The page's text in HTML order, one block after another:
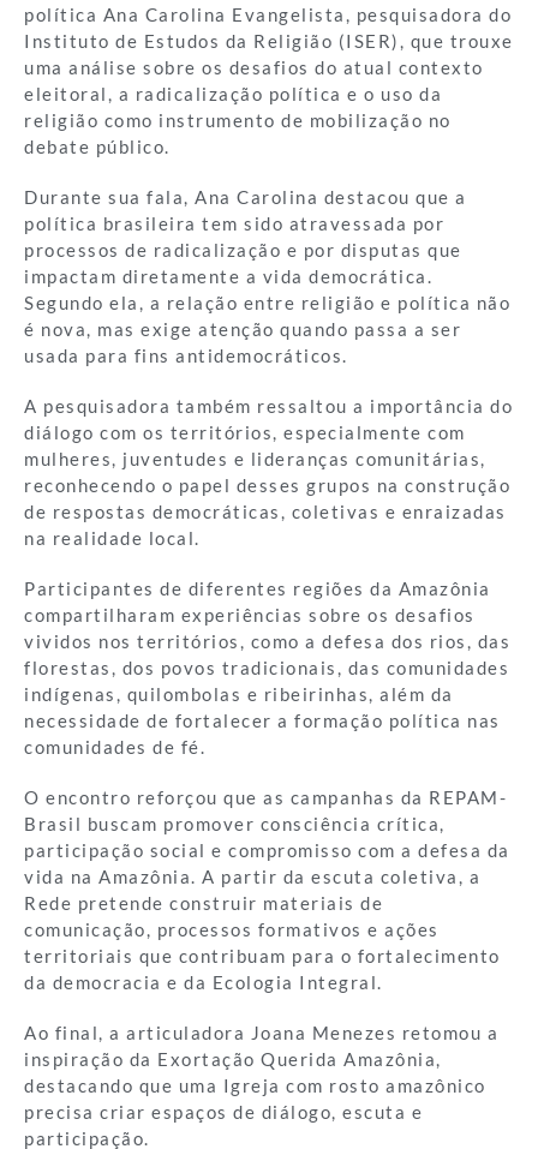
política Ana Carolina Evangelista, pesquisadora do
Instituto de Estudos da Religião (ISER), que trouxe
uma análise sobre os desafios do atual contexto
eleitoral, a radicalização política e o uso da
religião como instrumento de mobilização no
debate público.
Durante sua fala, Ana Carolina destacou que a
política brasileira tem sido atravessada por
processos de radicalização e por disputas que
impactam diretamente a vida democrática.
Segundo ela, a relação entre religião e política não
é nova, mas exige atenção quando passa a ser
usada para fins antidemocráticos.
A pesquisadora também ressaltou a importância do
diálogo com os territórios, especialmente com
mulheres, juventudes e lideranças comunitárias,
reconhecendo o papel desses grupos na construção
de respostas democráticas, coletivas e enraizadas
na realidade local.
Participantes de diferentes regiões da Amazônia
compartilharam experiências sobre os desafios
vividos nos territórios, como a defesa dos rios, das
florestas, dos povos tradicionais, das comunidades
indígenas, quilombolas e ribeirinhas, além da
necessidade de fortalecer a formação política nas
comunidades de fé.
O encontro reforçou que as campanhas da REPAM-
Brasil buscam promover consciência crítica,
participação social e compromisso com a defesa da
vida na Amazônia. A partir da escuta coletiva, a
Rede pretende construir materiais de
comunicação, processos formativos e ações
territoriais que contribuam para o fortalecimento
da democracia e da Ecologia Integral.
Ao final, a articuladora Joana Menezes retomou a
inspiração da Exortação Querida Amazônia,
destacando que uma Igreja com rosto amazônico
precisa criar espaços de diálogo, escuta e
participação.